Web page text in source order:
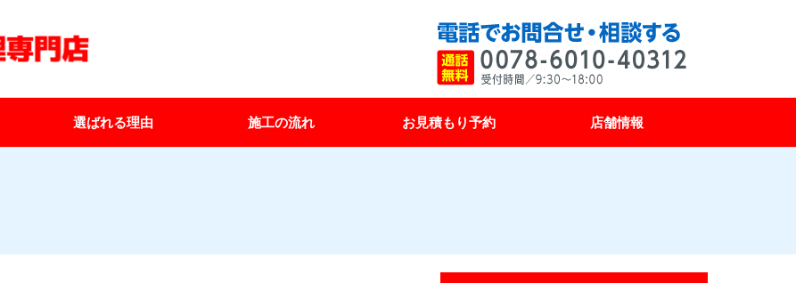
選ばれる理由 施工の流れ お見積もり予約 店舗情報